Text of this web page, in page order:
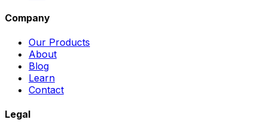
Company
Our Products
About
Blog
Learn
Contact
Legal